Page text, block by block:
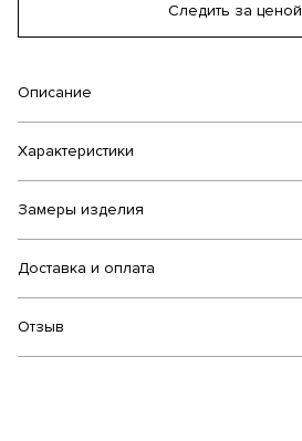
Следить за ценой
Описание
Характеристики
Замеры изделия
Доставка и оплата
Отзыв